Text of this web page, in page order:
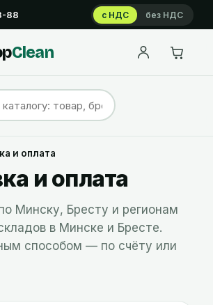
88 с НДС без НДС
Clean
и оплата
и оплата
Минску, Бресту и регионам
в Минске и Бресте.
способом — по счёту или